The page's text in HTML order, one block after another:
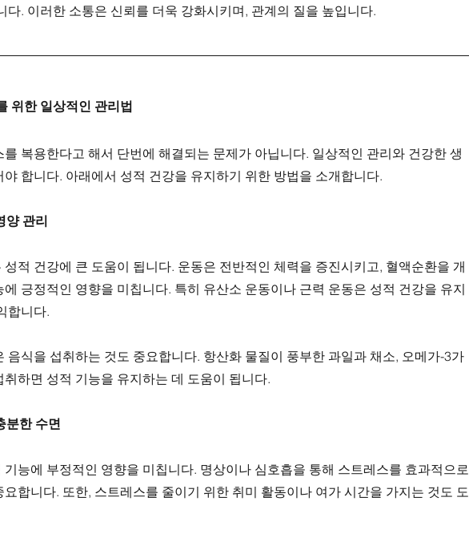
다. 이러한 소통은 신뢰를 더욱 강화시키며, 관계의 질을 높입니다.
위한 일상적인 관리법
복용한다고 해서 단번에 해결되는 문제가 아닙니다. 일상적인 관리와 건강한 생
합니다. 아래에서 성적 건강을 유지하기 위한 방법을 소개합니다.
양 관리
성적 건강에 큰 도움이 됩니다. 운동은 전반적인 체력을 증진시키고, 혈액순환을 개
에 긍정적인 영향을 미칩니다. 특히 유산소 운동이나 근력 운동은 성적 건강을 유지
합니다.
음식을 섭취하는 것도 중요합니다. 항산화 물질이 풍부한 과일과 채소, 오메가-3가
취하면 성적 기능을 유지하는 데 도움이 됩니다.
분한 수면
기능에 부정적인 영향을 미칩니다. 명상이나 심호흡을 통해 스트레스를 효과적으로
요합니다. 또한, 스트레스를 줄이기 위한 취미 활동이나 여가 시간을 가지는 것도 도